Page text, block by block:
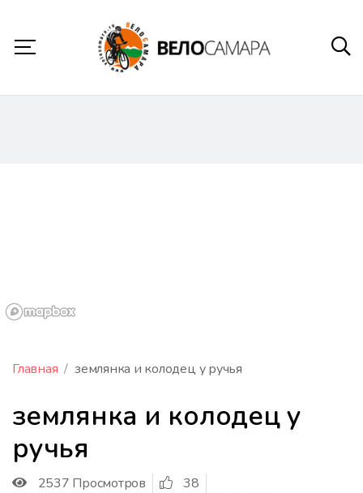
Главная землянка и колодец у ручья
землянка и колодец у
ручья
2537 Просмотров
38